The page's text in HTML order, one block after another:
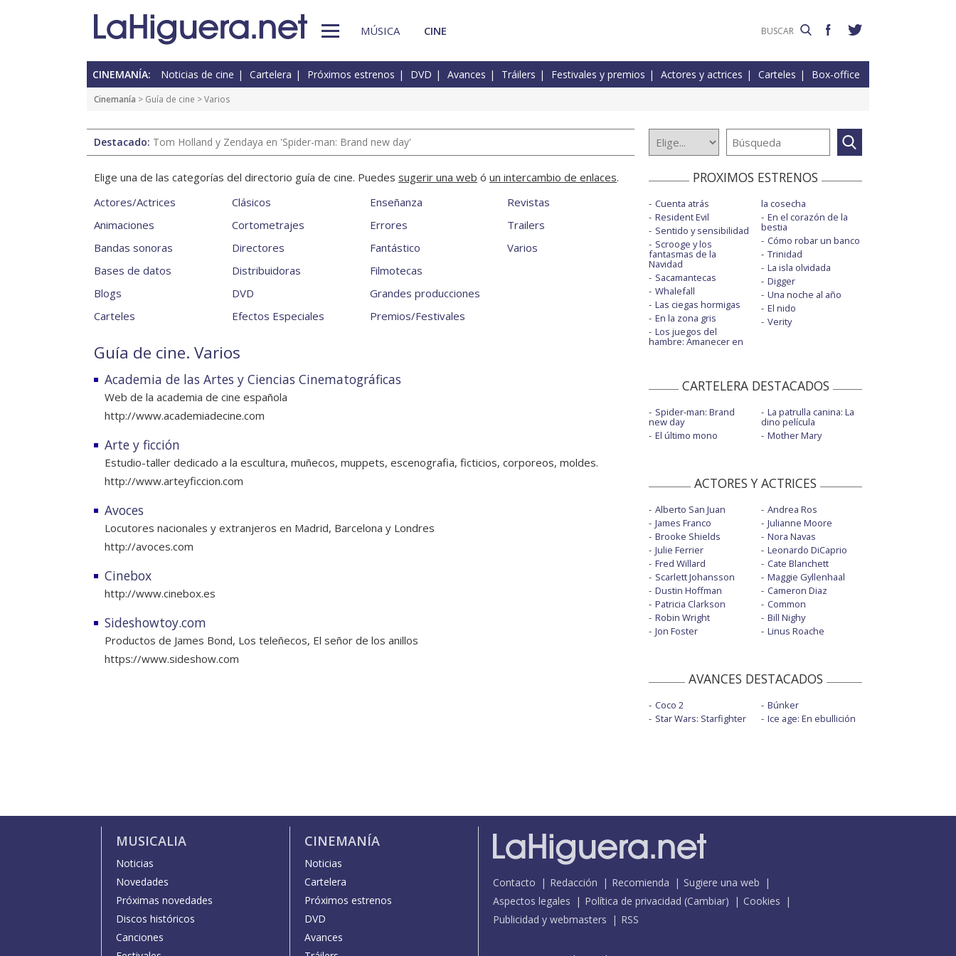
MÚSICA CINE
CINEMANÍA: Noticias de cine Cartelera Próximos estrenos DVD Avances Tráilers Festivales y premios Actores y actrices Carteles Box-office
Cinemanía > Guía de cine > Varios
Destacado: Tom Holland y Zendaya en 'Spider-man: Brand new day'
Elige una de las categorías del directorio guía de cine. Puedes sugerir una web ó un intercambio de enlaces.
Actores/Actrices
Animaciones
Bandas sonoras
Bases de datos
Blogs
Carteles
Clásicos
Cortometrajes
Directores
Distribuidoras
DVD
Efectos Especiales
Enseñanza
Errores
Fantástico
Filmotecas
Grandes producciones
Premios/Festivales
Revistas
Trailers
Varios
Guía de cine. Varios
Academia de las Artes y Ciencias Cinematográficas
Web de la academia de cine española
http://www.academiadecine.com
Arte y ficción
Estudio-taller dedicado a la escultura, muñecos, muppets, escenografia, ficticios, corporeos, moldes.
http://www.arteyficcion.com
Avoces
Locutores nacionales y extranjeros en Madrid, Barcelona y Londres
http://avoces.com
Cinebox
http://www.cinebox.es
Sideshowtoy.com
Productos de James Bond, Los teleñecos, El señor de los anillos
https://www.sideshow.com
PROXIMOS ESTRENOS
Cuenta atrás
Resident Evil
Sentido y sensibilidad
Scrooge y los
fantasmas de la
Navidad
Sacamantecas
Whalefall
Las ciegas hormigas
En la zona gris
Los juegos del
hambre: Amanecer en
la cosecha
En el corazón de la
bestia
Cómo robar un banco
Trinidad
La isla olvidada
Digger
Una noche al año
El nido
Verity
CARTELERA DESTACADOS
Spider-man: Brand
new day
El último mono
La patrulla canina: La
dino película
Mother Mary
ACTORES Y ACTRICES
Alberto San Juan
James Franco
Brooke Shields
Julie Ferrier
Fred Willard
Scarlett Johansson
Dustin Hoffman
Patricia Clarkson
Robin Wright
Jon Foster
Andrea Ros
Julianne Moore
Nora Navas
Leonardo DiCaprio
Cate Blanchett
Maggie Gyllenhaal
Cameron Diaz
Common
Bill Nighy
Linus Roache
AVANCES DESTACADOS
Coco 2
Star Wars: Starfighter
Búnker
Ice age: En ebullición
MUSICALIA
Noticias
Novedades
Próximas novedades
Discos históricos
Canciones
CINEMANÍA
Noticias
Cartelera
Próximos estrenos
DVD
Avances
Contacto Redacción Recomienda
Sugiere una web
Aspectos legales
Política de privacidad (Cambiar)
Cookies
Publicidad y webmasters
RSS